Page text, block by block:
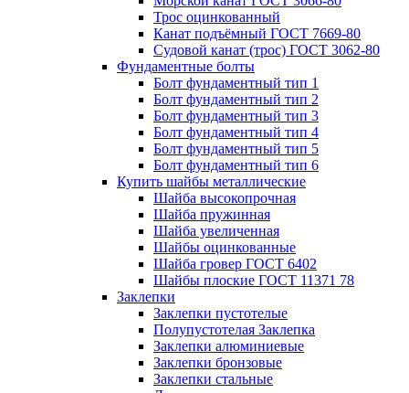
Трос оцинкованный
Канат подъёмный ГОСТ 7669-80
Судовой канат (трос) ГОСТ 3062-80
Фундаментные болты
Болт фундаментный тип 1
Болт фундаментный тип 2
Болт фундаментный тип 3
Болт фундаментный тип 4
Болт фундаментный тип 5
Болт фундаментный тип 6
Купить шайбы металлические
Шайба высокопрочная
Шайба пружинная
Шайба увеличенная
Шайбы оцинкованные
Шайба гровер ГОСТ 6402
Шайбы плоские ГОСТ 11371 78
Заклепки
Заклепки пустотелые
Полупустотелая Заклепка
Заклепки алюминиевые
Заклепки бронзовые
Заклепки стальные